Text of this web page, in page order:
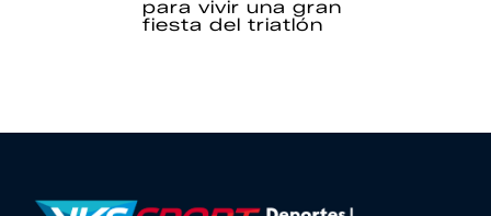
para vivir una gran
fiesta del triatlón